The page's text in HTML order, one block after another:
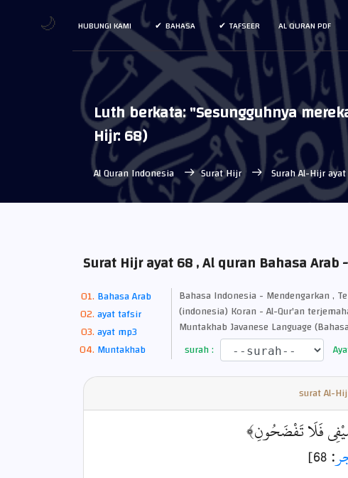
AL QURAN PDF
TAFSEER
BAHASA
HUBUNGI KAMI
Luth berkata: "Sesungguhnya
Hijr: 68)
Al Quran Indonesia Surat Hijr Surah Al-Hijr
Surat Hijr ayat 68 , Al quran Bahasa
Bahasa Arab
ayat tafsir
ayat mp3
Muntakhab
Bahasa Indonesia - Mendengarkan ,
(indonesia) Koran - Al-Qur'an
Muntakhab Javanese Language
surah :
surat Al-
فَلَا تَفْضَحُونِ﴾
: 68]
🌙